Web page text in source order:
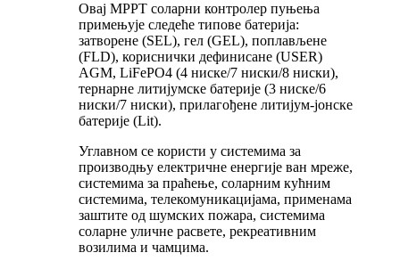
Овај MPPT соларни контролер пуњења
примењује следеће типове батерија:
затворене (SEL), гел (GEL), поплављене
(FLD), кориснички дефинисане (USER)
AGM, LiFePO4 (4 ниске/7 ниски/8 ниски),
тернарне литијумске батерије (3 ниске/6
ниски/7 ниски), прилагођене литијум-јонске
батерије (Lit).
Углавном се користи у системима за
производњу електричне енергије ван мреже,
системима за праћење, соларним кућним
системима, телекомуникацијама, применама
заштите од шумских пожара, системима
соларне уличне расвете, рекреативним
возилима и чамцима.